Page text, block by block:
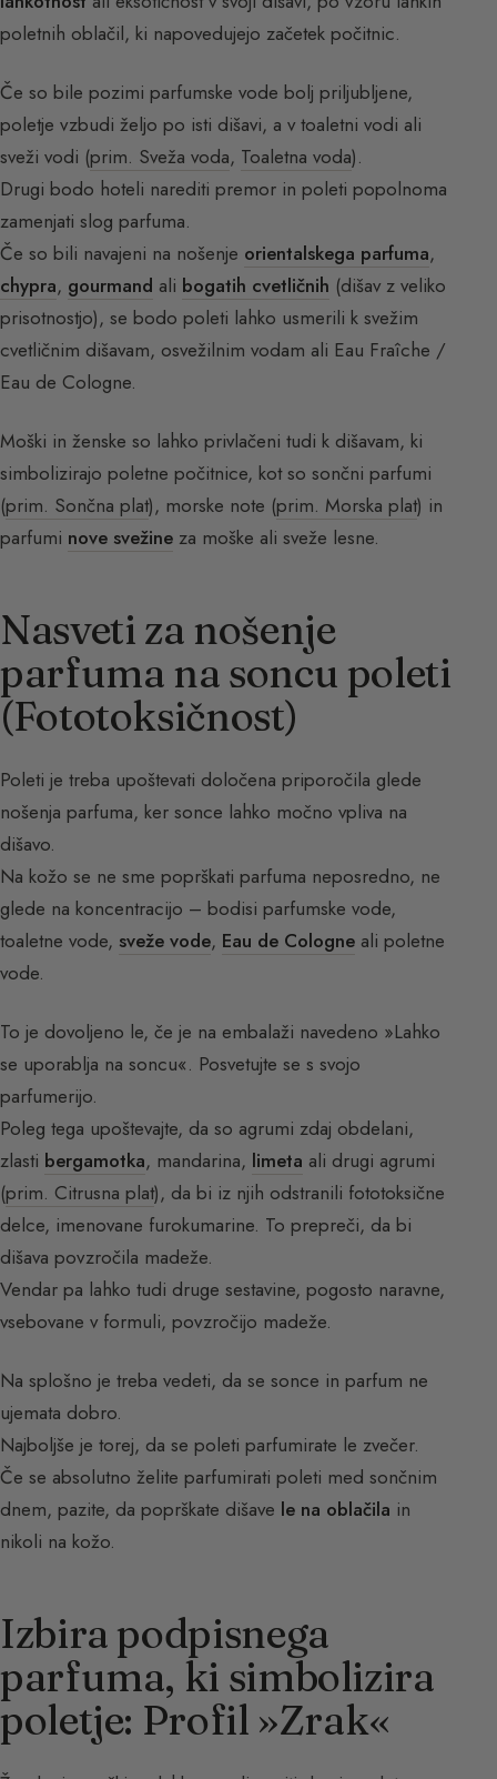
poletnih oblačil, ki napovedujejo začetek počitnic.
Če so bile pozimi parfumske vode bolj priljubljene,
poletje vzbudi željo po isti dišavi, a v toaletni vodi ali
sveži vodi (prim. Sveža voda, Toaletna voda).
Drugi bodo hoteli narediti premor in poleti popolnoma
zamenjati slog parfuma.
Če so bili navajeni na nošenje orientalskega parfuma,
chypra, gourmand ali bogatih cvetličnih (dišav z veliko
prisotnostjo), se bodo poleti lahko usmerili k svežim
cvetličnim dišavam, osvežilnim vodam ali Eau Fraîche /
Eau de Cologne.
Moški in ženske so lahko privlačeni tudi k dišavam, ki
simbolizirajo poletne počitnice, kot so sončni parfumi
(prim. Sončna plat), morske note (prim. Morska plat) in
parfumi nove svežine za moške ali sveže lesne.
Nasveti za nošenje
parfuma na soncu poleti
(Fototoksičnost)
Poleti je treba upoštevati določena priporočila glede
nošenja parfuma, ker sonce lahko močno vpliva na
dišavo.
Na kožo se ne sme poprškati parfuma neposredno, ne
glede na koncentracijo – bodisi parfumske vode,
toaletne vode, sveže vode, Eau de Cologne ali poletne
vode.
To je dovoljeno le, če je na embalaži navedeno »Lahko
se uporablja na soncu«. Posvetujte se s svojo
parfumerijo.
Poleg tega upoštevajte, da so agrumi zdaj obdelani,
zlasti bergamotka, mandarina, limeta ali drugi agrumi
(prim. Citrusna plat), da bi iz njih odstranili fototoksične
delce, imenovane furokumarine. To prepreči, da bi
dišava povzročila madeže.
Vendar pa lahko tudi druge sestavine, pogosto naravne,
vsebovane v formuli, povzročijo madeže.
Na splošno je treba vedeti, da se sonce in parfum ne
ujemata dobro.
Najboljše je torej, da se poleti parfumirate le zvečer.
Če se absolutno želite parfumirati poleti med sončnim
dnem, pazite, da poprškate dišave le na oblačila in
nikoli na kožo.
Izbira podpisnega
parfuma, ki simbolizira
poletje: Profil »Zrak«